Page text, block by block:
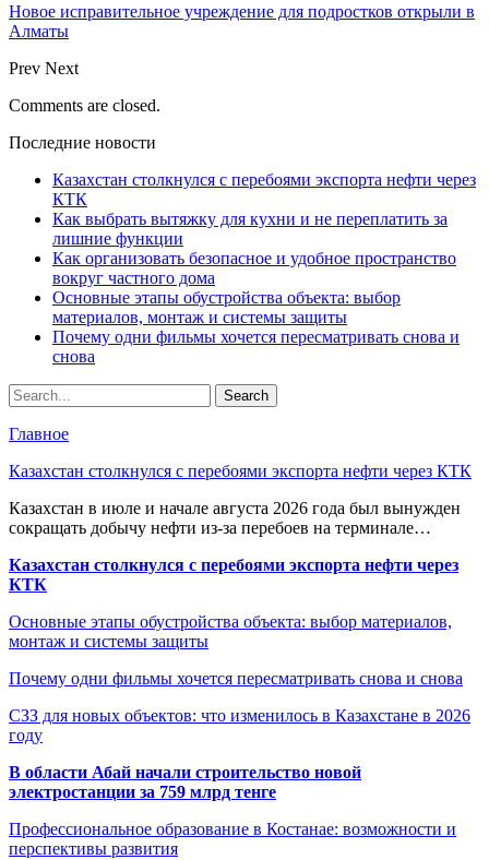
Новое исправительное учреждение для подростков открыли в
Алматы
Prev Next
Comments are closed.
Последние новости
Казахстан столкнулся с перебоями экспорта нефти через
КТК
Как выбрать вытяжку для кухни и не переплатить за
лишние функции
Как организовать безопасное и удобное пространство
вокруг частного дома
Основные этапы обустройства объекта: выбор
материалов, монтаж и системы защиты
Почему одни фильмы хочется пересматривать снова и
снова
Главное
Казахстан столкнулся с перебоями экспорта нефти через КТК
Казахстан в июле и начале августа 2026 года был вынужден
сокращать добычу нефти из-за перебоев на терминале…
Казахстан столкнулся с перебоями экспорта нефти через
КТК
Основные этапы обустройства объекта: выбор материалов,
монтаж и системы защиты
Почему одни фильмы хочется пересматривать снова и снова
СЗЗ для новых объектов: что изменилось в Казахстане в 2026
году
В области Абай начали строительство новой
электростанции за 759 млрд тенге
Профессиональное образование в Костанае: возможности и
перспективы развития